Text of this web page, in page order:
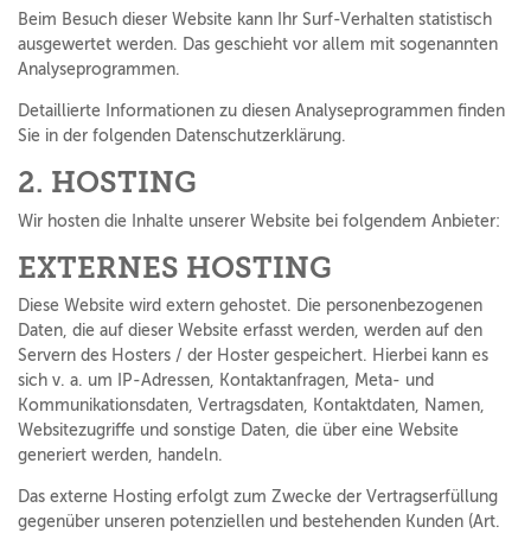
Beim Besuch dieser Website kann Ihr Surf-Verhalten statistisch
ausgewertet werden. Das geschieht vor allem mit sogenannten
Analyseprogrammen.
Detaillierte Informationen zu diesen Analyseprogrammen finden
Sie in der folgenden Datenschutzerklärung.
2. HOSTING
Wir hosten die Inhalte unserer Website bei folgendem Anbieter:
EXTERNES HOSTING
Diese Website wird extern gehostet. Die personenbezogenen
Daten, die auf dieser Website erfasst werden, werden auf den
Servern des Hosters / der Hoster gespeichert. Hierbei kann es
sich v. a. um IP-Adressen, Kontaktanfragen, Meta- und
Kommunikationsdaten, Vertragsdaten, Kontaktdaten, Namen,
Websitezugriffe und sonstige Daten, die über eine Website
generiert werden, handeln.
Das externe Hosting erfolgt zum Zwecke der Vertragserfüllung
gegenüber unseren potenziellen und bestehenden Kunden (Art.